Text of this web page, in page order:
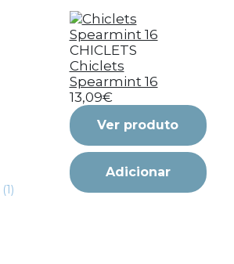
(1)
CHICLETS
Chiclets
Spearmint 16
13,09€
Ver produto
Adicionar